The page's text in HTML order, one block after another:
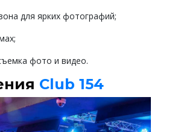
для ярких фотографий;
фото и видео.
Club 154